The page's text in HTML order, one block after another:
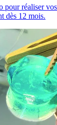
pour réaliser
dès 12 mois.